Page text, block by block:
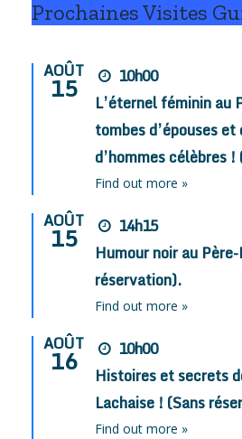
Prochaines Visites
AOÛT
15
10h00
L’éternel féminin au
tombes d’épouses
d’hommes célèbres
Find out more »
AOÛT
15
14h15
Humour noir au
réservation).
Find out more »
AOÛT
16
10h00
Histoires et secrets
Lachaise ! (Sans
Find out more »